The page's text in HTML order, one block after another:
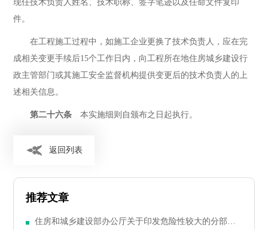
现任技术负责人姓名、技术职称、签字笔迹以及任命文件复印
件。
在工程施工过程中，如施工企业更换了技术负责人，应在完
成相关变更手续后15个工作日内，向工程所在地住房城乡建设行
政主管部门或其施工安全监督机构提供变更后的技术负责人的上
述相关信息。
第二十六条 本实施细则自颁布之日起执行。
返回列表
推荐文章
住房和城乡建设部办公厅关于印发危险性较大的分部分